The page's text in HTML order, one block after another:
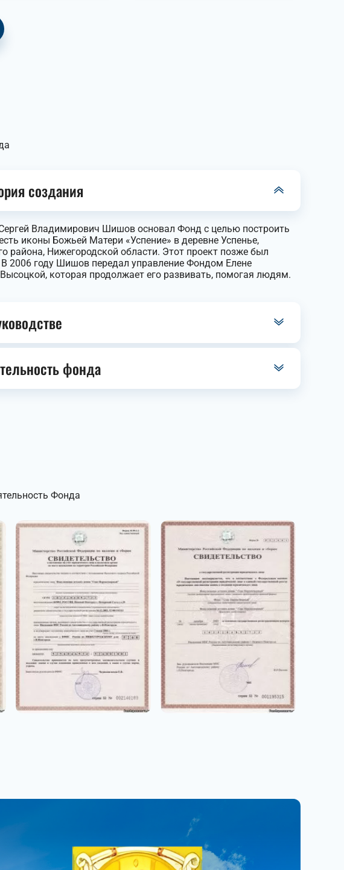
создания
Владимирович Шишов основал Фонд с целью построить
иконы Божьей Матери «Успение» в деревне Успенье,
района, Нижегородской области. Этот проект позже был
В 2006 году Шишов передал управление Фондом Елене
которая продолжает его развивать, помогая людям.
фонда
Фонда